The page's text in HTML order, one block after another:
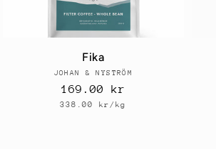
Fika
Säljare:
JOHAN & NYSTRÖM
Ordinarie
pris
169.00 kr
Enhetspris
338.00 kr/kg